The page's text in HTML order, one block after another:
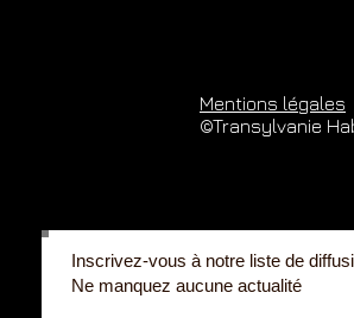
Mentions légales
©Transylvanie
Inscrivez-vous à notre liste de
Ne manquez aucune actualité